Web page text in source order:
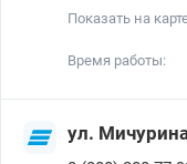
Показать на
Время работы:
ул.